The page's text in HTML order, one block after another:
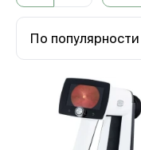
По популярности